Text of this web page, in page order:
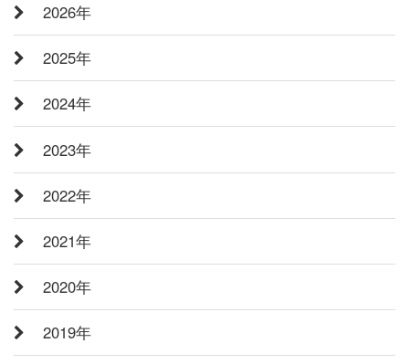
2026年
2025年
2024年
2023年
2022年
2021年
2020年
2019年